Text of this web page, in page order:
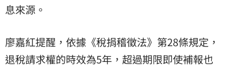
息來源。
廖嘉紅提醒，依據《稅捐稽徵法》第28條規定，
退稅請求權的時效為5年，超過期限即使補報也